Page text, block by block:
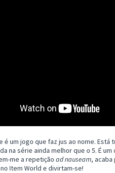
é um jogo que faz jus ao nome.
na série ainda melhor que o 5. É
me a repetição ad nauseam,
Item World e divirtam-se!